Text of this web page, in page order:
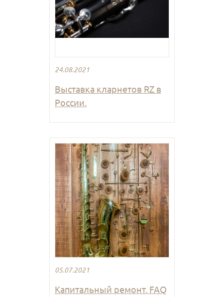
24.08.2021
Выставка кларнетов RZ в
России.
05.07.2021
Капитальный ремонт. FAQ